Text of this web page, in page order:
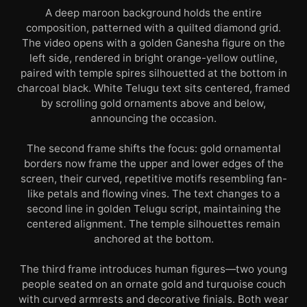
A deep maroon background holds the entire
composition, patterned with a quilted diamond grid.
The video opens with a golden Ganesha figure on the
left side, rendered in bright orange-yellow outline,
paired with temple spires silhouetted at the bottom in
charcoal black. White Telugu text sits centered, framed
by scrolling gold ornaments above and below,
announcing the occasion.
The second frame shifts the focus: gold ornamental
borders now frame the upper and lower edges of the
screen, their curved, repetitive motifs resembling fan-
like petals and flowing vines. The text changes to a
second line in golden Telugu script, maintaining the
centered alignment. The temple silhouettes remain
anchored at the bottom.
The third frame introduces human figures—two young
people seated on an ornate gold and turquoise couch
with curved armrests and decorative finials. Both wear